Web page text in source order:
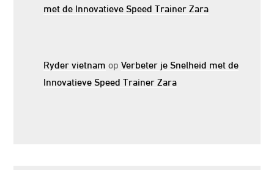
met de Innovatieve Speed Trainer Zara
Ryder vietnam opVerbeter je Snelheid met de
Innovatieve Speed Trainer Zara